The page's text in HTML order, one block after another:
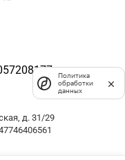
д. 31/29
Политика
обработки
данных